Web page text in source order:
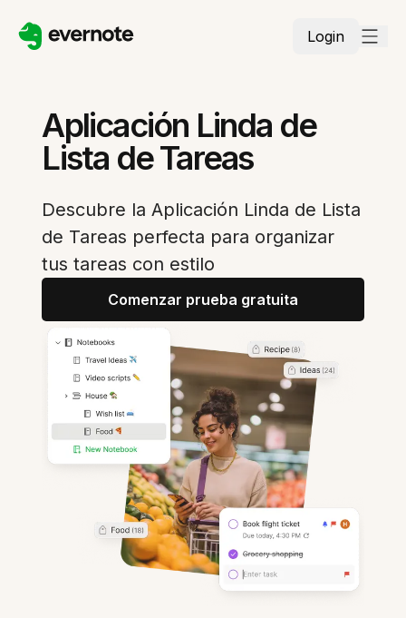
Login
Aplicación Linda de
Lista de Tareas
Descubre la Aplicación Linda de Lista
de Tareas perfecta para organizar
tus tareas con estilo
Comenzar prueba gratuita